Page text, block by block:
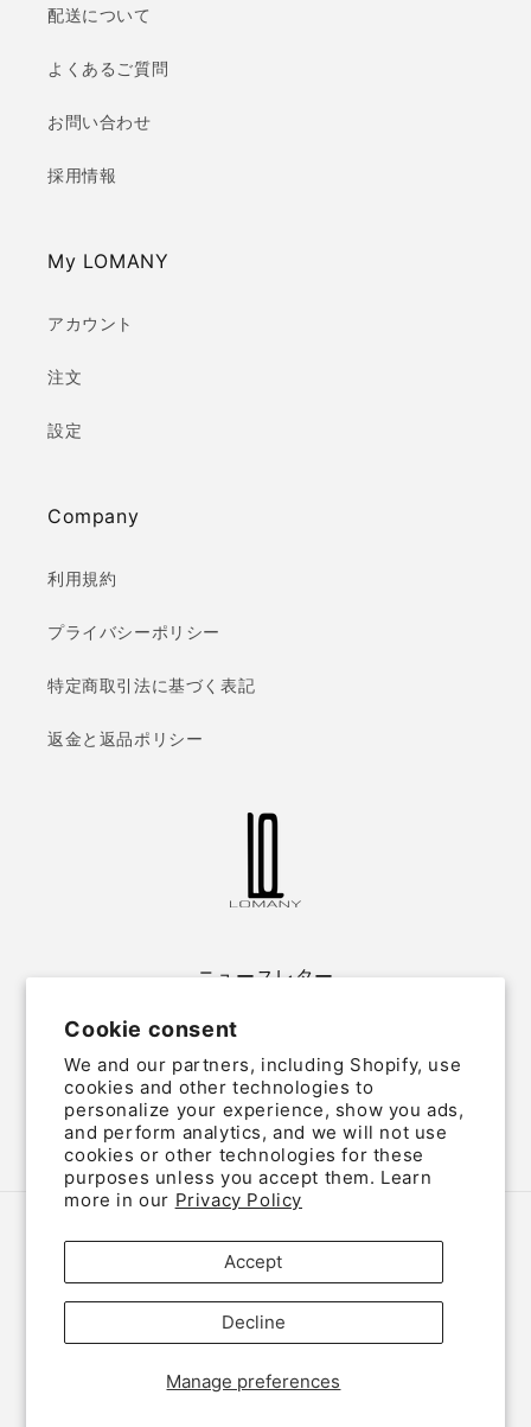
Cookie consent
We and our partners, including Shopify, use
cookies and other technologies to
personalize your experience, show you ads,
and perform analytics, and we will not use
cookies or other technologies for these
purposes unless you accept them. Learn
more in our Privacy Policy
Manage preferences
Accept
Decline
配送について
よくあるご質問
お問い合わせ
採用情報
My LOMANY
アカウント
注文
設定
Company
利用規約
プライバシーポリシー
特定商取引法に基づく表記
返金と返品ポリシー
ニュースレター
Email
TwitterFacebookInstagram
Country/region
Japan (JPY ¥)
Language
English
Payment